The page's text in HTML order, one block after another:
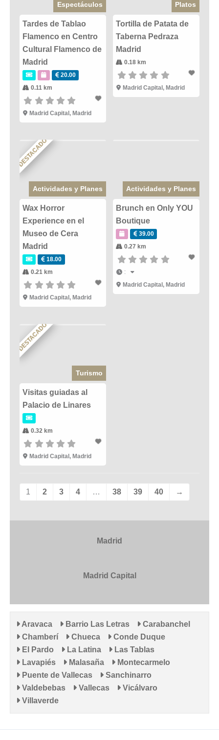
Espectáculos
Tardes de Tablao
Flamenco en Centro
Cultural Flamenco de
Madrid
20.00
0.11 km
Madrid Capital , Madrid
Platos
Tortilla de Patata de
Taberna Pedraza
Madrid
0.18 km
Madrid Capital , Madrid
DESTACADO
Actividades y Planes
Wax Horror
Experience en el
Museo de Cera
Madrid
18.00
0.21 km
Madrid Capital , Madrid
Actividades y Planes
Brunch en Only YOU
Boutique
39.00
0.27 km
:
Madrid Capital , Madrid
DESTACADO
Turismo
Visitas guiadas al
Palacio de Linares
0.32 km
Madrid Capital , Madrid
1 2 3 4 … 38 39 40 →
Madrid
Madrid Capital
Aravaca Barrio Las Letras
Carabanchel
Chamberí
Chueca
Conde Duque
El Pardo
La Latina
Las Tablas
Lavapiés
Malasaña
Montecarmelo
Puente de Vallecas
Sanchinarro
Valdebebas
Vallecas
Vicálvaro
Villaverde